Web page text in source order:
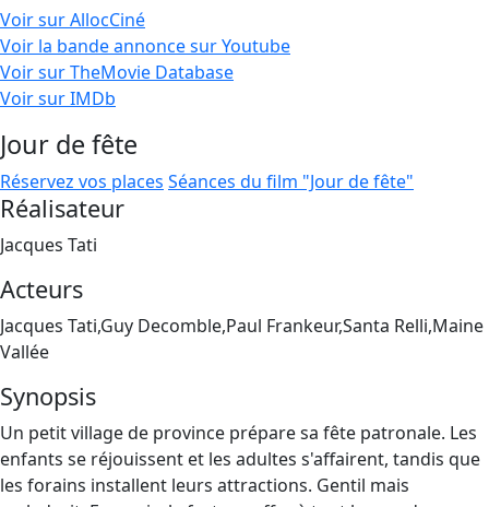
Voir sur AllocCiné
Voir la bande annonce sur Youtube
Voir sur TheMovie Database
Voir sur IMDb
Jour de fête
Réservez vos places Séances du film "Jour de fête"
Réalisateur
Jacques Tati
Acteurs
Jacques Tati,Guy Decomble,Paul Frankeur,Santa Relli,Maine
Vallée
Synopsis
Un petit village de province prépare sa fête patronale. Les
enfants se réjouissent et les adultes s'affairent, tandis que
les forains installent leurs attractions. Gentil mais